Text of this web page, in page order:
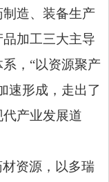
造、装备生产
加工三大主导
，“以资源聚产
速形成，走出了
产业发展道
资源，以多瑞